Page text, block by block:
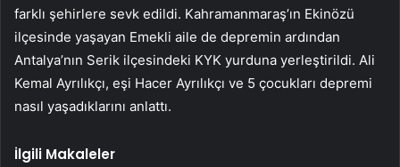
farklı şehirlere sevk edildi. Kahramanmaraş’ın Ekinözü
ilçesinde yaşayan Emekli aile de depremin ardından
Antalya’nın Serik ilçesindeki KYK yurduna yerleştirildi. Ali
Kemal Ayrılıkçı, eşi Hacer Ayrılıkçı ve 5 çocukları depremi
nasıl yaşadıklarını anlattı.
İlgili Makaleler